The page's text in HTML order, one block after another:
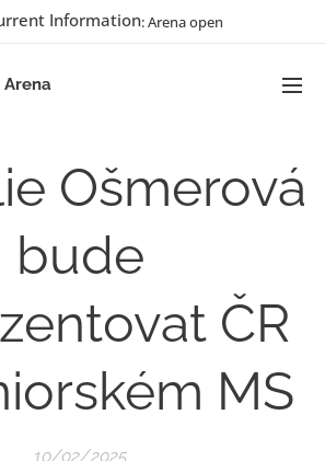
Information: Arena open
Arena
Ošmerová
bude
ČR
MS
10/02/2025